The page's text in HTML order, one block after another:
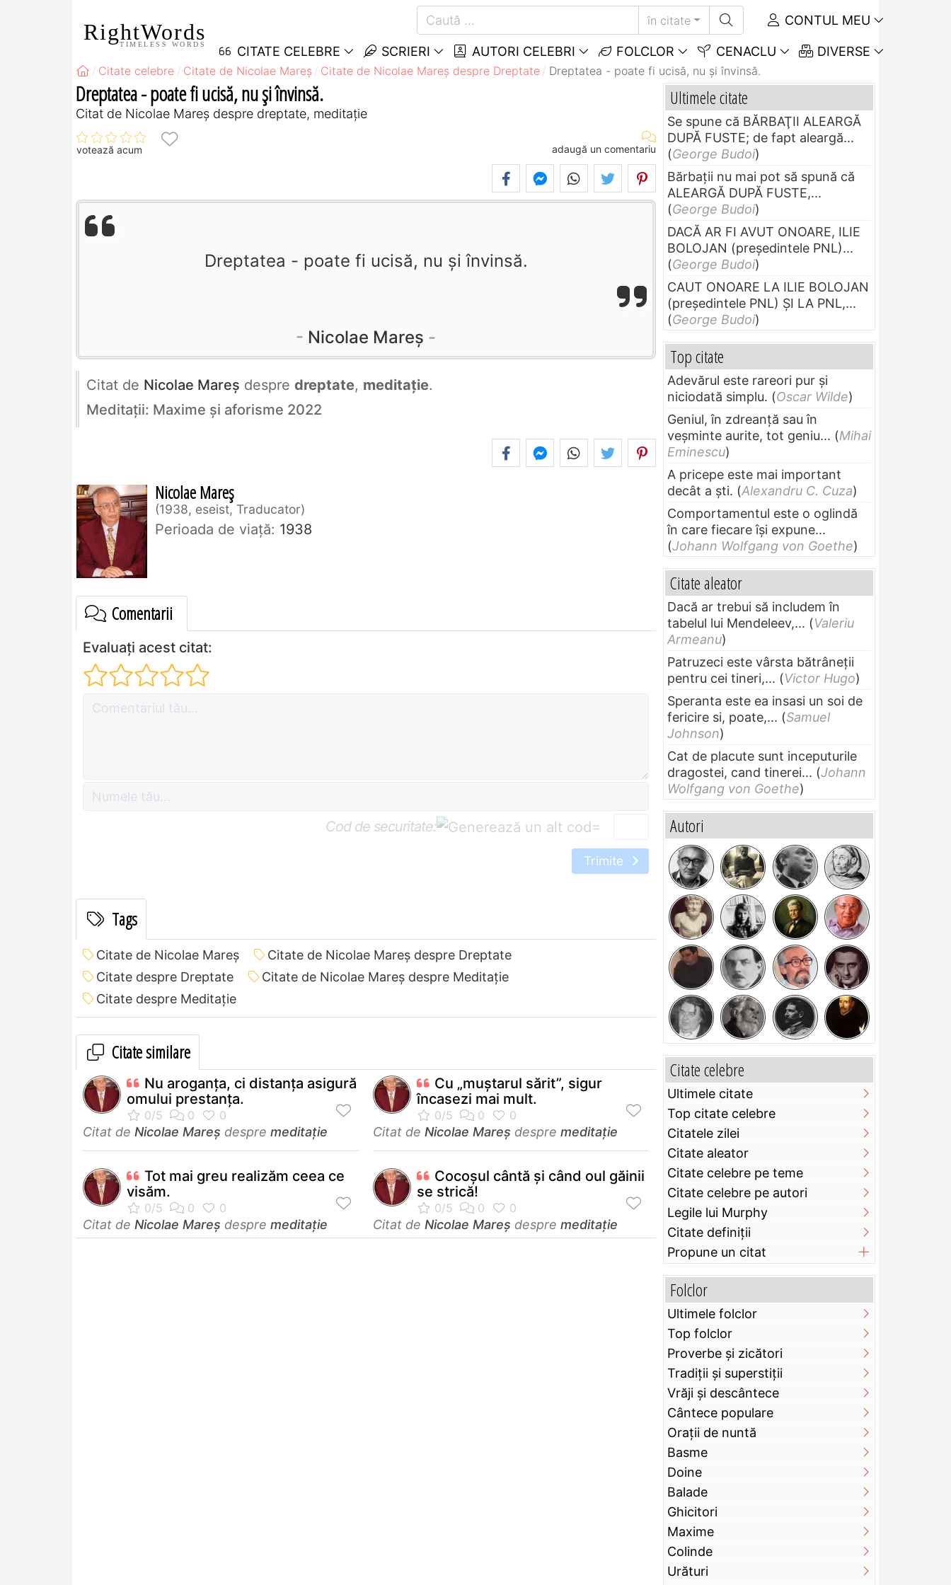
RightWords
TIMELESS WORDS
în citate CONTUL MEU
CITATE CELEBRE SCRIERI AUTORI CELEBRI FOLCLOR CENACLU DIVERSE
Citate celebre Citate de Nicolae Mareș Citate de Nicolae Mareș despre Dreptate Dreptatea - poate fi ucisă, nu și învinsă.
Dreptatea - poate fi ucisă, nu și învinsă.
Citat de Nicolae Mareș despre dreptate, meditație
votează acum adaugă un comentariu
Dreptatea - poate fi ucisă, nu și învinsă.
Nicolae Mareș
Citat de Nicolae Mareș despre dreptate, meditație.
Meditații: Maxime și aforisme 2022
Nicolae Mareș
1938, eseist, Traducator
Perioada de viaţă: 1938
Comentarii
Evaluați acest citat:
Cod de securitate: =
Trimite
Tags
Citate de Nicolae Mareș
Citate de Nicolae Mareș despre Dreptate
Citate despre Dreptate
Citate de Nicolae Mareș despre Meditație
Citate despre Meditație
Citate similare
Nu aroganța, ci distanța asigură
omului prestanța.
Citat de Nicolae Mareș despre meditație
Cu „muștarul sărit”, sigur
încasezi mai mult.
Citat de Nicolae Mareș despre meditație
Tot mai greu realizăm ceea ce
visăm.
Citat de Nicolae Mareș despre meditație
Cocoșul cântă și când oul găinii
se strică!
Citat de Nicolae Mareș despre meditație
Ultimele citate
Se spune că BĂRBAŢII ALEARGĂ
DUPĂ FUSTE; de fapt aleargă...
(George Budoi)
Bărbaţii nu mai pot să spună că
ALEARGĂ DUPĂ FUSTE,...
(George Budoi)
DACĂ AR FI AVUT ONOARE, ILIE
BOLOJAN (preşedintele PNL)...
(George Budoi)
CAUT ONOARE LA ILIE BOLOJAN
(preşedintele PNL) ŞI LA PNL,...
(George Budoi)
Top citate
Adevărul este rareori pur și
niciodată simplu. (Oscar Wilde)
Geniul, în zdreanţă sau în
veşminte aurite, tot geniu... (Mihai
Eminescu)
A pricepe este mai important
decât a ști. (Alexandru C. Cuza)
Comportamentul este o oglindă
în care fiecare își expune...
(Johann Wolfgang von Goethe)
Citate aleator
Dacă ar trebui să includem în
tabelul lui Mendeleev,... (Valeriu
Armeanu)
Patruzeci este vârsta bătrâneții
pentru cei tineri,... (Victor Hugo)
Speranta este ea insasi un soi de
fericire si, poate,... (Samuel
Johnson)
Cat de placute sunt inceputurile
dragostei, cand tinerei... (Johann
Wolfgang von Goethe)
Autori
Citate celebre
Ultimele citate
Top citate celebre
Citatele zilei
Citate aleator
Citate celebre pe teme
Citate celebre pe autori
Legile lui Murphy
Citate definiţii
Propune un citat
Folclor
Ultimele folclor
Top folclor
Proverbe și zicători
Tradiții și superstiții
Vrăji și descântece
Cântece populare
Orații de nuntă
Basme
Doine
Balade
Ghicitori
Maxime
Colinde
Urături